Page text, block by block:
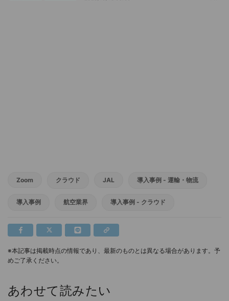
Zoom クラウド JAL 導入事例 - 運輸・物流
導入事例 航空業界 導入事例 - クラウド
※本記事は掲載時点の情報であり、最新のものとは異なる場合があります。予
めご了承ください。
あわせて読みたい